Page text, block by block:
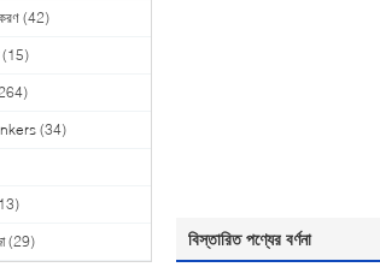
(42)
(15)
(34)
(29) বিস্তারিত পণ্যের বর্ণনা